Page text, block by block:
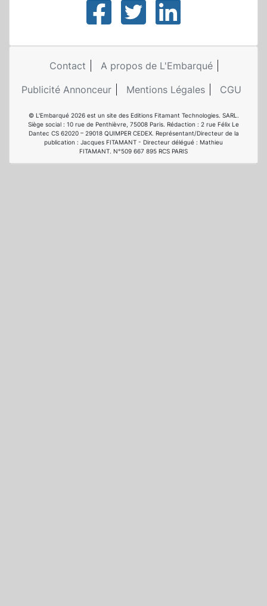
Contact
A propos de L'Embarqué
Publicité Annonceur
Mentions Légales CGU
© L'Embarqué 2026 est un site des Editions Fitamant Technologies. SARL.
Siège social : 10 rue de Penthièvre, 75008 Paris. Rédaction : 2 rue Félix Le
Dantec CS 62020 – 29018 QUIMPER CEDEX. Représentant/Directeur de la
publication : Jacques FITAMANT - Directeur délégué : Mathieu
FITAMANT. N°509 667 895 RCS PARIS